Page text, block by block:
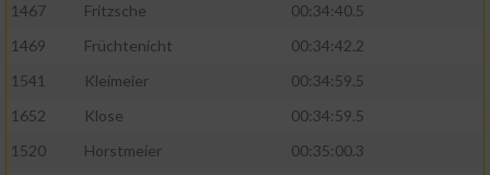
1467
Fritzsche
00:34:40.5
1469
Früchtenicht
00:34:42.2
1541
Kleimeier
00:34:59.5
1652
Klose
00:34:59.5
1520
Horstmeier
00:35:00.3